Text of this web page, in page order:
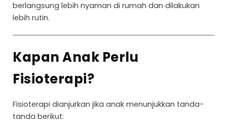
berlangsung lebih nyaman di rumah dan dilakukan
lebih rutin.
Kapan Anak Perlu
Fisioterapi?
Fisioterapi dianjurkan jika anak menunjukkan tanda-
tanda berikut: